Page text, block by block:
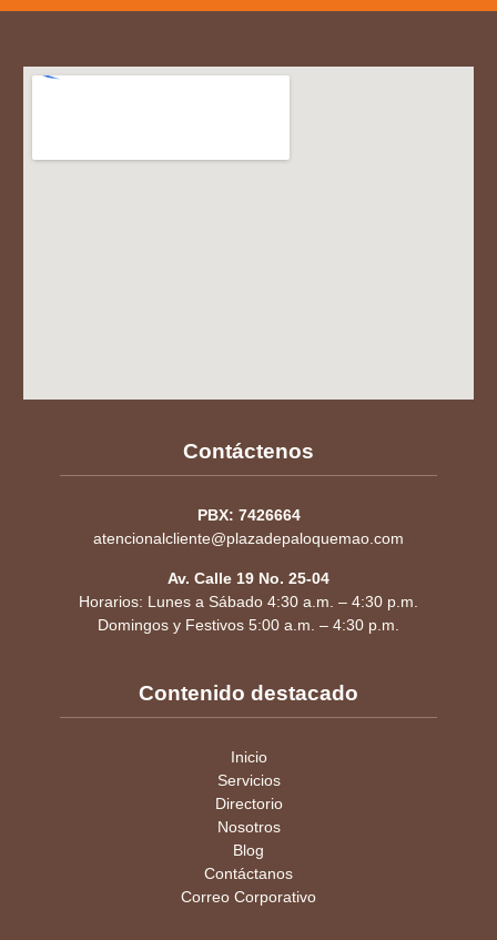
Contáctenos
PBX: 7426664
atencionalcliente@plazadepaloquemao.com
Av. Calle 19 No. 25-04
Horarios: Lunes a Sábado 4:30 a.m. – 4:30 p.m.
Domingos y Festivos 5:00 a.m. – 4:30 p.m.
Contenido destacado
Inicio
Servicios
Directorio
Nosotros
Blog
Contáctanos
Correo Corporativo